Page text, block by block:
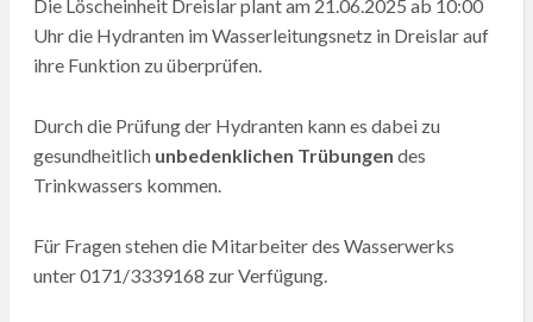
Die Löscheinheit Dreislar plant am 21.06.2025 ab 10:00
Uhr die Hydranten im Wasserleitungsnetz in Dreislar auf
ihre Funktion zu überprüfen.
Durch die Prüfung der Hydranten kann es dabei zu
gesundheitlich unbedenklichen Trübungen des
Trinkwassers kommen.
Für Fragen stehen die Mitarbeiter des Wasserwerks
unter 0171/3339168 zur Verfügung.